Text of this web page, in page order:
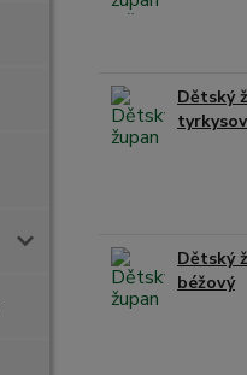
Dětský
Dětský
béžový